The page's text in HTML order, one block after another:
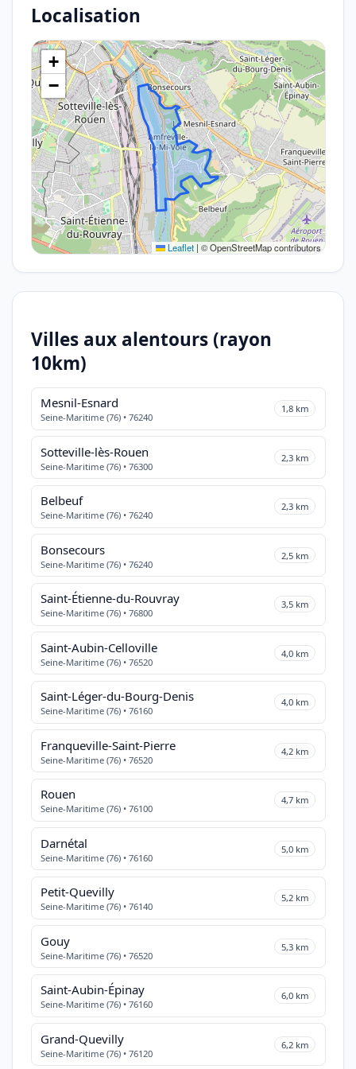
Localisation
+
−
Leaflet | © OpenStreetMap contributors
Villes aux alentours (rayon
10km)
Mesnil-Esnard
Seine-Maritime (76) • 76240
1,8 km
Sotteville-lès-Rouen
Seine-Maritime (76) • 76300
2,3 km
Belbeuf
Seine-Maritime (76) • 76240
2,3 km
Bonsecours
Seine-Maritime (76) • 76240
2,5 km
Saint-Étienne-du-Rouvray
Seine-Maritime (76) • 76800
3,5 km
Saint-Aubin-Celloville
Seine-Maritime (76) • 76520
4,0 km
Saint-Léger-du-Bourg-Denis
Seine-Maritime (76) • 76160
4,0 km
Franqueville-Saint-Pierre
Seine-Maritime (76) • 76520
4,2 km
Rouen
Seine-Maritime (76) • 76100
4,7 km
Darnétal
Seine-Maritime (76) • 76160
5,0 km
Petit-Quevilly
Seine-Maritime (76) • 76140
5,2 km
Gouy
Seine-Maritime (76) • 76520
5,3 km
Saint-Aubin-Épinay
Seine-Maritime (76) • 76160
6,0 km
Grand-Quevilly
Seine-Maritime (76) • 76120
6,2 km